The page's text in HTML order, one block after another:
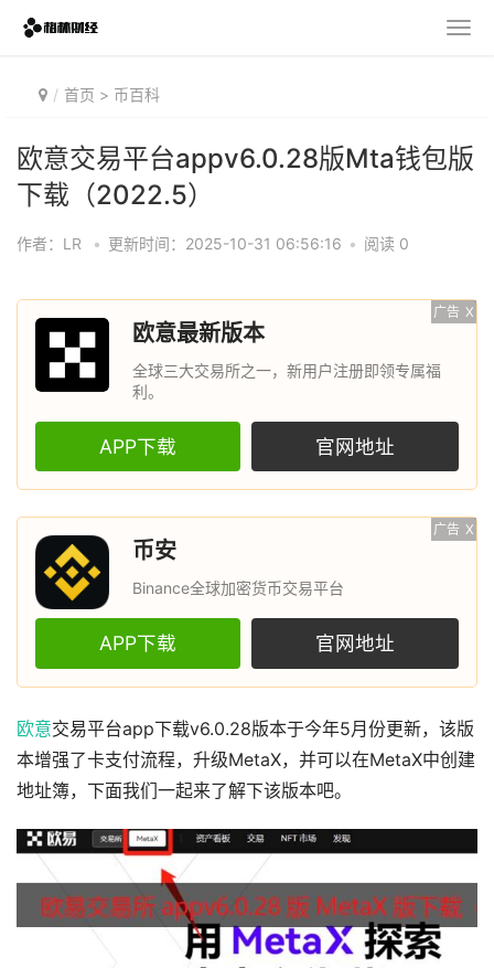
首页 > 币百科
欧意交易平台appv6.0.28版Mta钱包版
下载（2022.5）
作者：LR • 更新时间：2025-10-31 06:56:16 • 阅读 0
广告 X
欧意最新版本
全球三大交易所之一，新用户注册即领专属福
利。
APP下载 官网地址
广告 X
币安
Binance全球加密货币交易平台
APP下载 官网地址
欧意交易平台app下载v6.0.28版本于今年5月份更新，该版
本增强了卡支付流程，升级MetaX，并可以在MetaX中创建
地址簿，下面我们一起来了解下该版本吧。